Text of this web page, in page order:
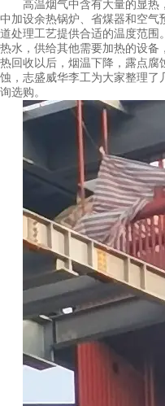
高温烟气中含有大量的显热
中加设余热锅炉、省煤器和空气
道处理工艺提供合适的温度范围
热水，供给其他需要加热的设备
热回收以后，烟温下降，露点腐
蚀，志盛威华李工为大家整理了
询选购。